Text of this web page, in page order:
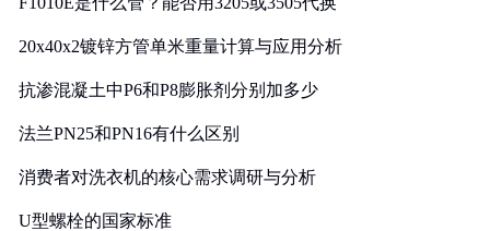
20x40x2镀锌方管单米重量计算与应用分析
抗渗混凝土中P6和P8膨胀剂分别加多少
法兰PN25和PN16有什么区别
消费者对洗衣机的核心需求调研与分析
U型螺栓的国家标准